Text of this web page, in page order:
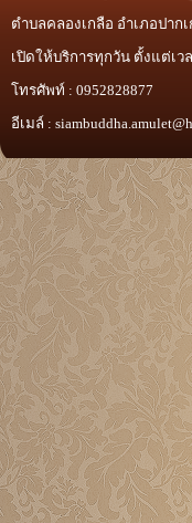
ตำบลคลองเกลือ อำเภอปาก
เปิดให้บริการทุกวัน ตั้งแต่เวล
โทรศัพท์ : 0952828877
อีเมล์ :